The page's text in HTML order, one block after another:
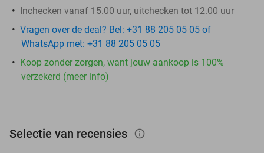
Inchecken vanaf 15.00 uur, uitchecken tot 12.00 uur
Vragen over de deal? Bel: +31 88 205 05 05 of
WhatsApp met: +31 88 205 05 05
Koop zonder zorgen, want jouw aankoop is 100%
verzekerd (meer info)
Selectie van recensies info_outlined